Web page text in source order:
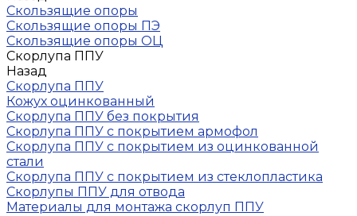
Скользящие опоры
Скользящие опоры ПЭ
Скользящие опоры ОЦ
Скорлупа ППУ
Назад
Скорлупа ППУ
Кожух оцинкованный
Скорлупа ППУ без покрытия
Скорлупа ППУ с покрытием армофол
Скорлупа ППУ с покрытием из оцинкованной
стали
Скорлупа ППУ с покрытием из стеклопластика
Скорлупы ППУ для отвода
Материалы для монтажа скорлуп ППУ